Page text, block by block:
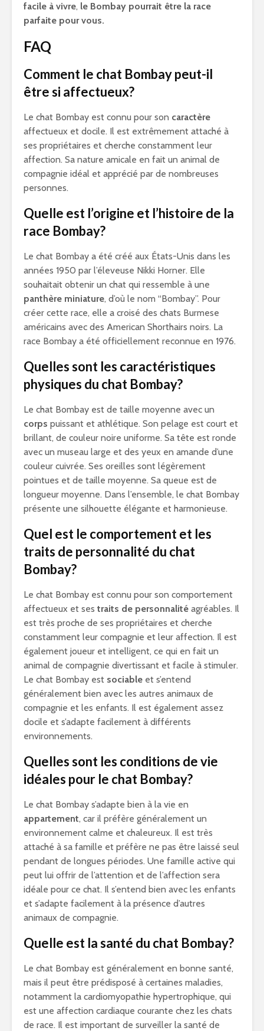
facile à vivre, le Bombay pourrait être la race
parfaite pour vous.
FAQ
Comment le chat Bombay peut-il
être si affectueux?
Le chat Bombay est connu pour son caractère
affectueux et docile. Il est extrêmement attaché à
ses propriétaires et cherche constamment leur
affection. Sa nature amicale en fait un animal de
compagnie idéal et apprécié par de nombreuses
personnes.
Quelle est l’origine et l’histoire de la
race Bombay?
Le chat Bombay a été créé aux États-Unis dans les
années 1950 par l’éleveuse Nikki Horner. Elle
souhaitait obtenir un chat qui ressemble à une
panthère miniature, d’où le nom “Bombay”. Pour
créer cette race, elle a croisé des chats Burmese
américains avec des American Shorthairs noirs. La
race Bombay a été officiellement reconnue en 1976.
Quelles sont les caractéristiques
physiques du chat Bombay?
Le chat Bombay est de taille moyenne avec un
corps puissant et athlétique. Son pelage est court et
brillant, de couleur noire uniforme. Sa tête est ronde
avec un museau large et des yeux en amande d’une
couleur cuivrée. Ses oreilles sont légèrement
pointues et de taille moyenne. Sa queue est de
longueur moyenne. Dans l’ensemble, le chat Bombay
présente une silhouette élégante et harmonieuse.
Quel est le comportement et les
traits de personnalité du chat
Bombay?
Le chat Bombay est connu pour son comportement
affectueux et ses traits de personnalité agréables. Il
est très proche de ses propriétaires et cherche
constamment leur compagnie et leur affection. Il est
également joueur et intelligent, ce qui en fait un
animal de compagnie divertissant et facile à stimuler.
Le chat Bombay est sociable et s’entend
généralement bien avec les autres animaux de
compagnie et les enfants. Il est également assez
docile et s’adapte facilement à différents
environnements.
Quelles sont les conditions de vie
idéales pour le chat Bombay?
Le chat Bombay s’adapte bien à la vie en
appartement, car il préfère généralement un
environnement calme et chaleureux. Il est très
attaché à sa famille et préfère ne pas être laissé seul
pendant de longues périodes. Une famille active qui
peut lui offrir de l’attention et de l’affection sera
idéale pour ce chat. Il s’entend bien avec les enfants
et s’adapte facilement à la présence d’autres
animaux de compagnie.
Quelle est la santé du chat Bombay?
Le chat Bombay est généralement en bonne santé,
mais il peut être prédisposé à certaines maladies,
notamment la cardiomyopathie hypertrophique, qui
est une affection cardiaque courante chez les chats
de race. Il est important de surveiller la santé de